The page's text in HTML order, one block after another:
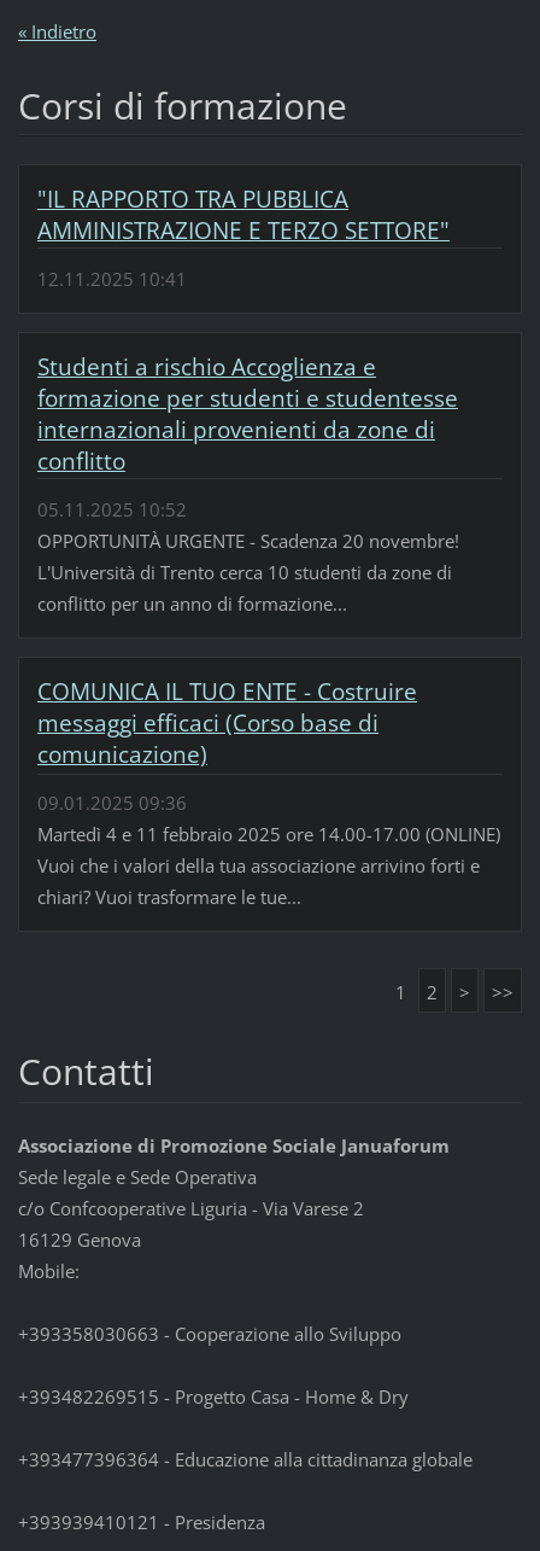
« Indietro
Corsi di formazione
"IL RAPPORTO TRA PUBBLICA
AMMINISTRAZIONE E TERZO SETTORE"
12.11.2025 10:41
Studenti a rischio Accoglienza e
formazione per studenti e studentesse
internazionali provenienti da zone di
conflitto
05.11.2025 10:52
OPPORTUNITÀ URGENTE - Scadenza 20 novembre!
L'Università di Trento cerca 10 studenti da zone di
conflitto per un anno di formazione...
COMUNICA IL TUO ENTE - Costruire
messaggi efficaci (Corso base di
comunicazione)
09.01.2025 09:36
Martedì 4 e 11 febbraio 2025 ore 14.00-17.00 (ONLINE)
Vuoi che i valori della tua associazione arrivino forti e
chiari? Vuoi trasformare le tue...
1 2 > >>
Contatti
Associazione di Promozione Sociale Januaforum
Sede legale e Sede Operativa
c/o Confcooperative Liguria - Via Varese 2
16129 Genova
Mobile:
+393358030663 - Cooperazione allo Sviluppo
+393482269515 - Progetto Casa - Home & Dry
+393477396364 - Educazione alla cittadinanza globale
+393939410121 - Presidenza